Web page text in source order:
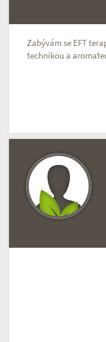
Zabývám se EFT
technikou a
Doposud